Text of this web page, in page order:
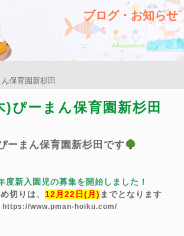
ブログ・お知らせ
保育園新杉田
)ぴーまん保育園新杉田
まん保育園新杉田です
度新入園児の募集を開始しました！
切りは、 12月22日(月) までとなります
https://www.pman-hoiku.com/